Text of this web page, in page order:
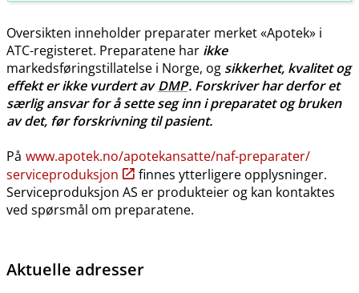
Oversikten inneholder preparater merket «Apotek» i
ATC-registeret. Preparatene har ikke
markedsføringstillatelse i Norge, og sikkerhet, kvalitet og
effekt er ikke vurdert avDMP. Forskriver har derfor et
særlig ansvar for å sette seg inn i preparatet og bruken
av det, før forskrivning til pasient.
På www.apotek.no​/​apotekansatte​/​naf-preparater​/​
serviceproduksjon
finnes ytterligere opplysninger.
Serviceproduksjon AS er produkteier og kan kontaktes
ved spørsmål om preparatene.
Aktuelle adresser